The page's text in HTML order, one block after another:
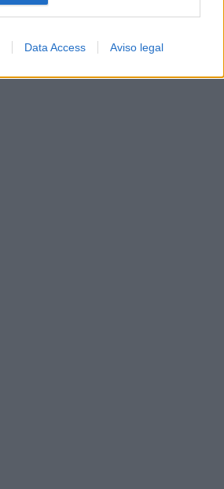
Data Access Aviso legal